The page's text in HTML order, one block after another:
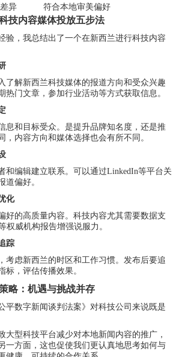
异 符合本地审美偏好
技内容媒体投放五步法
验，我总结出了一个在新西兰进行科技内容
了解新西兰科技媒体的报道方向和受众兴趣
热门文章，参加行业活动等方式获取信息。
息和目标受众。是提升品牌知名度，还是推
，内容方向和媒体选择也会有所不同。
和编辑建立联系。可以通过LinkedIn等平台关
道偏好。
化
好的高质量内容。科技内容尤其需要数据支
权威机构报告增强说服力。
踪
考虑新西兰的时区和工作习惯。发布后要追
标，评估传播效果。
略：机遇与挑战并存
平数字新闻谈判法案》对科技公司来说既是
大型科技平台减少对本地新闻内容的推广，
一方面，这也促使我们更认真地思考如何与